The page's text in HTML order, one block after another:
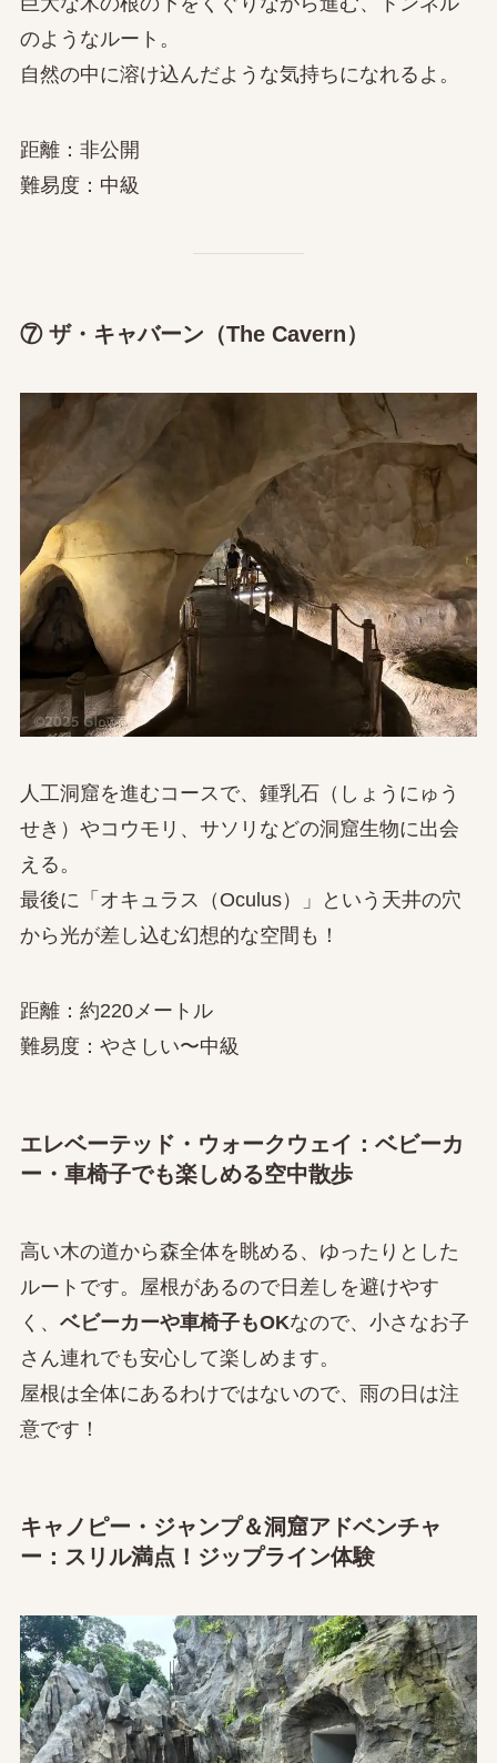
のようなルート。
自然の中に溶け込んだような気持ちになれるよ。
距離：非公開
難易度：中級
⑦ ザ・キャバーン（The Cavern）
人工洞窟を進むコースで、鍾乳石（しょうにゅう
せき）やコウモリ、サソリなどの洞窟生物に出会
える。
最後に「オキュラス（Oculus）」という天井の穴
から光が差し込む幻想的な空間も！
距離：約220メートル
難易度：やさしい〜中級
エレベーテッド・ウォークウェイ：ベビーカ
ー・車椅子でも楽しめる空中散歩
高い木の道から森全体を眺める、ゆったりとした
ルートです。屋根があるので日差しを避けやす
く、 ベビーカーや車椅子もOKなので、小さなお子
さん連れでも安心して楽しめます。
屋根は全体にあるわけではないので、雨の日は注
意です！
キャノピー・ジャンプ＆洞窟アドベンチャ
ー：スリル満点！ジップライン体験